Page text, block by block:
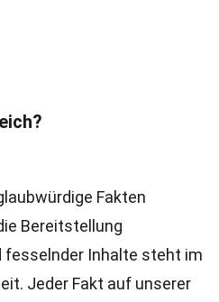
Fakten
Bereitstellung
fesselnder Inhalte steht im
Jeder Fakt auf unserer